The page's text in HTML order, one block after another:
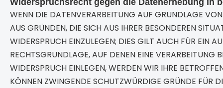
Widerspruchsrecht gegen die Datenerhebung in
WENN DIE DATENVERARBEITUNG AUF GRUNDLAGE
AUS GRÜNDEN, DIE SICH AUS IHRER BESONDEREN
WIDERSPRUCH EINZULEGEN; DIES GILT AUCH FÜR EIN
RECHTSGRUNDLAGE, AUF DENEN EINE VERARBEITUNG
WIDERSPRUCH EINLEGEN, WERDEN WIR IHRE
KÖNNEN ZWINGENDE SCHUTZWÜRDIGE GRÜNDE FÜR